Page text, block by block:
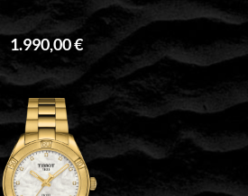
1.990,00 €